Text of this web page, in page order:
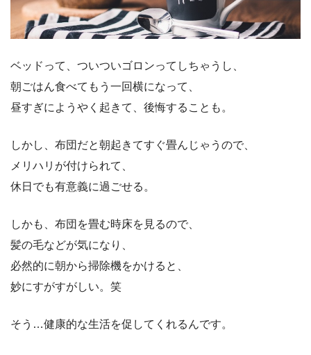
ベッドって、ついついゴロンってしちゃうし、
朝ごはん食べてもう一回横になって、
昼すぎにようやく起きて、後悔することも。
しかし、布団だと朝起きてすぐ畳んじゃうので、
メリハリが付けられて、
休日でも有意義に過ごせる。
しかも、布団を畳む時床を見るので、
髪の毛などが気になり、
必然的に朝から掃除機をかけると、
妙にすがすがしい。笑
そう…健康的な生活を促してくれるんです。